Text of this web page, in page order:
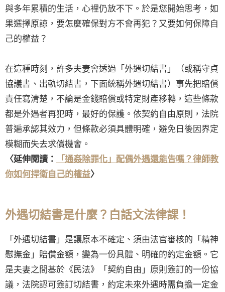
與多年累積的生活，心裡仍放不下。於是您開始思考，如
果選擇原諒，要怎麼確保對方不會再犯？又要如何保障自
己的權益？
在這種時刻，許多夫妻會透過「外遇切結書」（或稱守貞
協議書、出軌切結書，下面統稱外遇切結書）事先把賠償
責任寫清楚，不論是金錢賠償或特定財產移轉，這些條款
都是外遇者再犯時，最好的保護。依契約自由原則，法院
普遍承認其效力，但條款必須具體明確，避免日後因界定
模糊而失去求償機會。
〈延伸閱讀：
「通姦除罪化」配偶外遇還能告嗎？律師教
你如何捍衛自己的權益〉
外遇切結書是什麼？白話文法律課！
「外遇切結書」是讓原本不確定、須由法官審核的「精神
慰撫金」賠償金額，變為一份具體、明確的約定金額。它
是夫妻之間基於《民法》「契約自由」原則簽訂的一份協
議，法院認可簽訂切結書，約定未來外遇時需負擔一定金